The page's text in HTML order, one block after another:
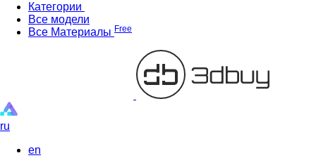
Категории
Все модели
Все Материалы Free
ru
en